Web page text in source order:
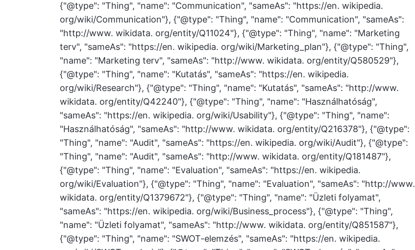
{"@type": "Thing", "name": "Communication", "sameAs": "https://en. wikipedia.
org/wiki/Communication"}, {"@type": "Thing", "name": "Communication", "sameAs":
"http://www. wikidata. org/entity/Q11024"}, {"@type": "Thing", "name": "Marketing
terv", "sameAs": "https://en. wikipedia. org/wiki/Marketing_plan"}, {"@type": "Thing",
"name": "Marketing terv", "sameAs": "http://www. wikidata. org/entity/Q580529"},
{"@type": "Thing", "name": "Kutatás", "sameAs": "https://en. wikipedia.
org/wiki/Research"}, {"@type": "Thing", "name": "Kutatás", "sameAs": "http://www.
wikidata. org/entity/Q42240"}, {"@type": "Thing", "name": "Használhatóság",
"sameAs": "https://en. wikipedia. org/wiki/Usability"}, {"@type": "Thing", "name":
"Használhatóság", "sameAs": "http://www. wikidata. org/entity/Q216378"}, {"@type":
"Thing", "name": "Audit", "sameAs": "https://en. wikipedia. org/wiki/Audit"}, {"@type":
"Thing", "name": "Audit", "sameAs": "http://www. wikidata. org/entity/Q181487"},
{"@type": "Thing", "name": "Evaluation", "sameAs": "https://en. wikipedia.
org/wiki/Evaluation"}, {"@type": "Thing", "name": "Evaluation", "sameAs": "http://www.
wikidata. org/entity/Q1379672"}, {"@type": "Thing", "name": "Üzleti folyamat",
"sameAs": "https://en. wikipedia. org/wiki/Business_process"}, {"@type": "Thing",
"name": "Üzleti folyamat", "sameAs": "http://www. wikidata. org/entity/Q851587"},
{"@type": "Thing", "name": "SWOT-elemzés", "sameAs": "https://en. wikipedia.